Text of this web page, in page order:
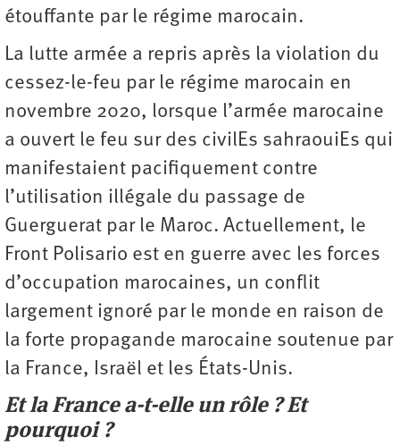
étouffante par le régime marocain.
La lutte armée a repris après la violation du
cessez-le-feu par le régime marocain en
novembre 2020, lorsque l’armée marocaine
a ouvert le feu sur des civilEs sahraouiEs qui
manifestaient pacifiquement contre
l’utilisation illégale du passage de
Guerguerat par le Maroc. Actuellement, le
Front Polisario est en guerre avec les forces
d’occupation marocaines, un conflit
largement ignoré par le monde en raison de
la forte propagande marocaine soutenue par
la France, Israël et les États-Unis.
Et la France a-t-elle un rôle ? Et
pourquoi ?